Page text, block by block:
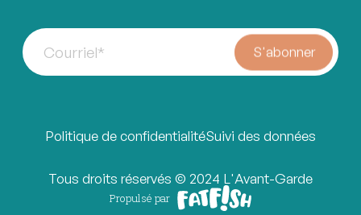
Courriel* S'abonner
Politique de confidentialitéSuivi des données
Tous droits réservés © 2024 L'Avant-Garde
Propulsé par